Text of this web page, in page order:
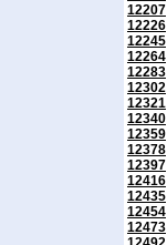
12207
12226
12245
12264
12283
12302
12321
12340
12359
12378
12397
12416
12435
12454
12473